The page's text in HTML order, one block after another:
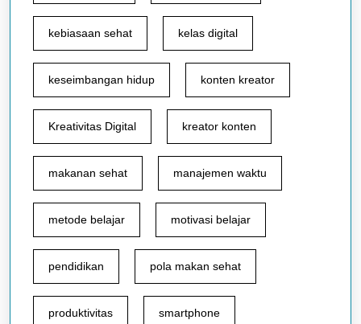
kebiasaan sehat kelas digital
keseimbangan hidup konten kreator
Kreativitas Digital kreator konten
makanan sehat manajemen waktu
metode belajar motivasi belajar
pendidikan pola makan sehat
produktivitas smartphone